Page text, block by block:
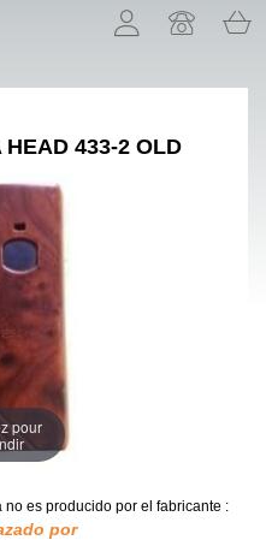
HEAD 433-2 OLD
pour
no es producido por el fabricante :
por